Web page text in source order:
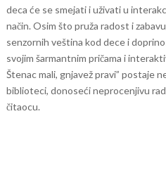
deca će se smejati i uživati u
način. Osim što pruža radost i
senzornih veština kod dece i
svojim šarmantnim pričama i
Štenac mali, gnjavež pravi” postaje
biblioteci, donoseći neprocenjivu
čitaocu.